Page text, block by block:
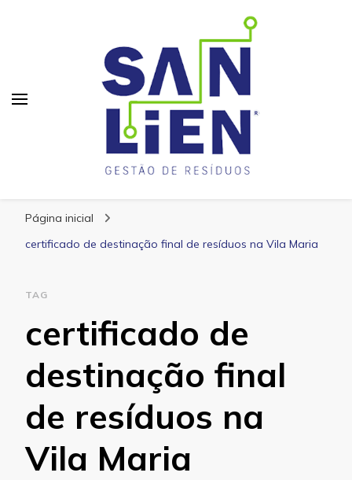
Página inicial
certificado de destinação final de resíduos na Vila Maria
TAG
certificado de
destinação final
de resíduos na
Vila Maria